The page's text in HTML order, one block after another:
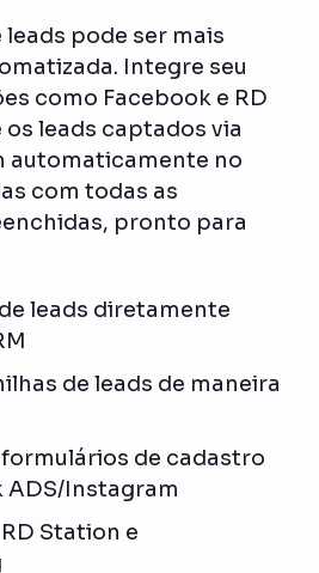
pode ser mais
Integre seu
como Facebook e RD
leads captados via
automaticamente no
com todas as
pronto para
leads diretamente
de leads de maneira
de cadastro
ADS/Instagram
Station e